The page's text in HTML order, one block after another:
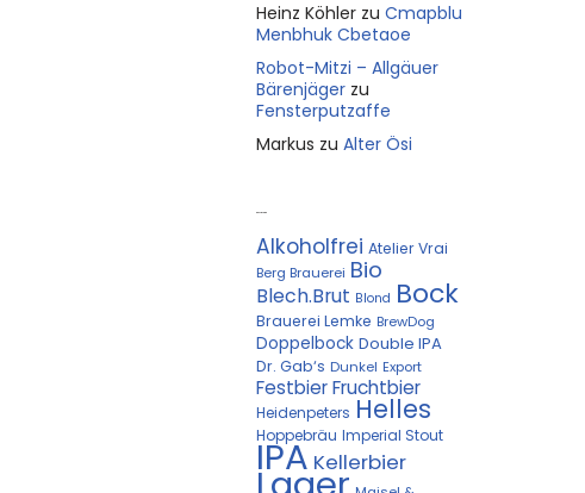
Heinz Köhler zu Cmapblu
Menbhuk Cbetaoe
Robot-Mitzi – Allgäuer
Bärenjäger zu
Fensterputzaffe
Markus zu Alter Ösi
Alkoholfrei Atelier Vrai
Berg Brauerei Bio
Blech.Brut Blond Bock
Brauerei Lemke BrewDog
Doppelbock Double IPA
Dr. Gab‘s Dunkel Export
FestbierFruchtbier
Heidenpeters Helles
Hoppebräu Imperial Stout
IPA Kellerbier